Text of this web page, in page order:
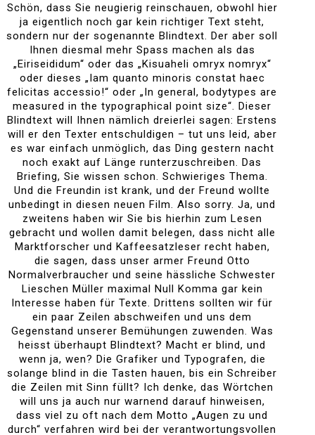
Schön, dass Sie neugierig reinschauen, obwohl hier
ja eigentlich noch gar kein richtiger Text steht,
sondern nur der sogenannte Blindtext. Der aber soll
Ihnen diesmal mehr Spass machen als das
„Eiriseididum“ oder das „Kisuaheli omryx nomryx“
oder dieses „Iam quanto minoris constat haec
felicitas accessio!“ oder „In general, bodytypes are
measured in the typographical point size“. Dieser
Blindtext will Ihnen nämlich dreierlei sagen: Erstens
will er den Texter entschuldigen – tut uns leid, aber
es war einfach unmöglich, das Ding gestern nacht
noch exakt auf Länge runterzuschreiben. Das
Briefing, Sie wissen schon. Schwieriges Thema.
Und die Freundin ist krank, und der Freund wollte
unbedingt in diesen neuen Film. Also sorry. Ja, und
zweitens haben wir Sie bis hierhin zum Lesen
gebracht und wollen damit belegen, dass nicht alle
Marktforscher und Kaffeesatzleser recht haben,
die sagen, dass unser armer Freund Otto
Normalverbraucher und seine hässliche Schwester
Lieschen Müller maximal Null Komma gar kein
Interesse haben für Texte. Drittens sollten wir für
ein paar Zeilen abschweifen und uns dem
Gegenstand unserer Bemühungen zuwenden. Was
heisst überhaupt Blindtext? Macht er blind, und
wenn ja, wen? Die Grafiker und Typografen, die
solange blind in die Tasten hauen, bis ein Schreiber
die Zeilen mit Sinn füllt? Ich denke, das Wörtchen
will uns ja auch nur warnend darauf hinweisen,
dass viel zu oft nach dem Motto „Augen zu und
durch“ verfahren wird bei der verantwortungsvollen